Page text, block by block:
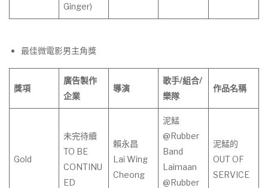
Ginger)
最佳微電影男主角獎
獎項
廣告製作
企業
導演
歌手/組合/
樂隊
作品名稱
Gold
未完待續
TO BE
CONTINU
ED
賴永昌
Lai Wing
Cheong
泥鯭
@Rubber
Band
Laimaan
@Rubber
泥鯭的
OUT OF
SERVICE